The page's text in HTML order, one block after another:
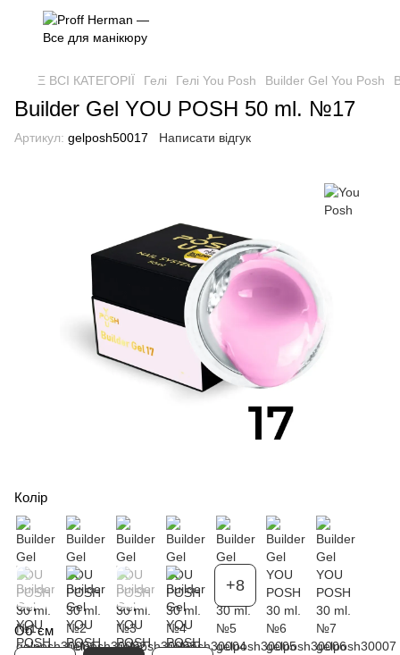
Ξ ВСІ КАТЕГОРІЇ Гелі Гелі You Posh Builder Gel You Posh
Builder Gel YOU POSH 50 ml. №17
Артикул: gelposh50017 Написати відгук
Колір
+8
Об`єм